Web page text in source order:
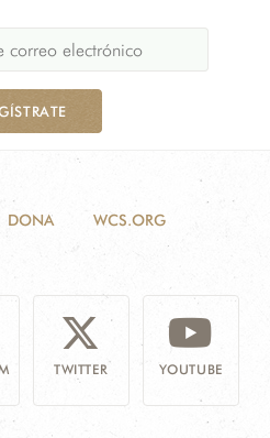
DONA WCS.ORG
TWITTER YOUTUBE